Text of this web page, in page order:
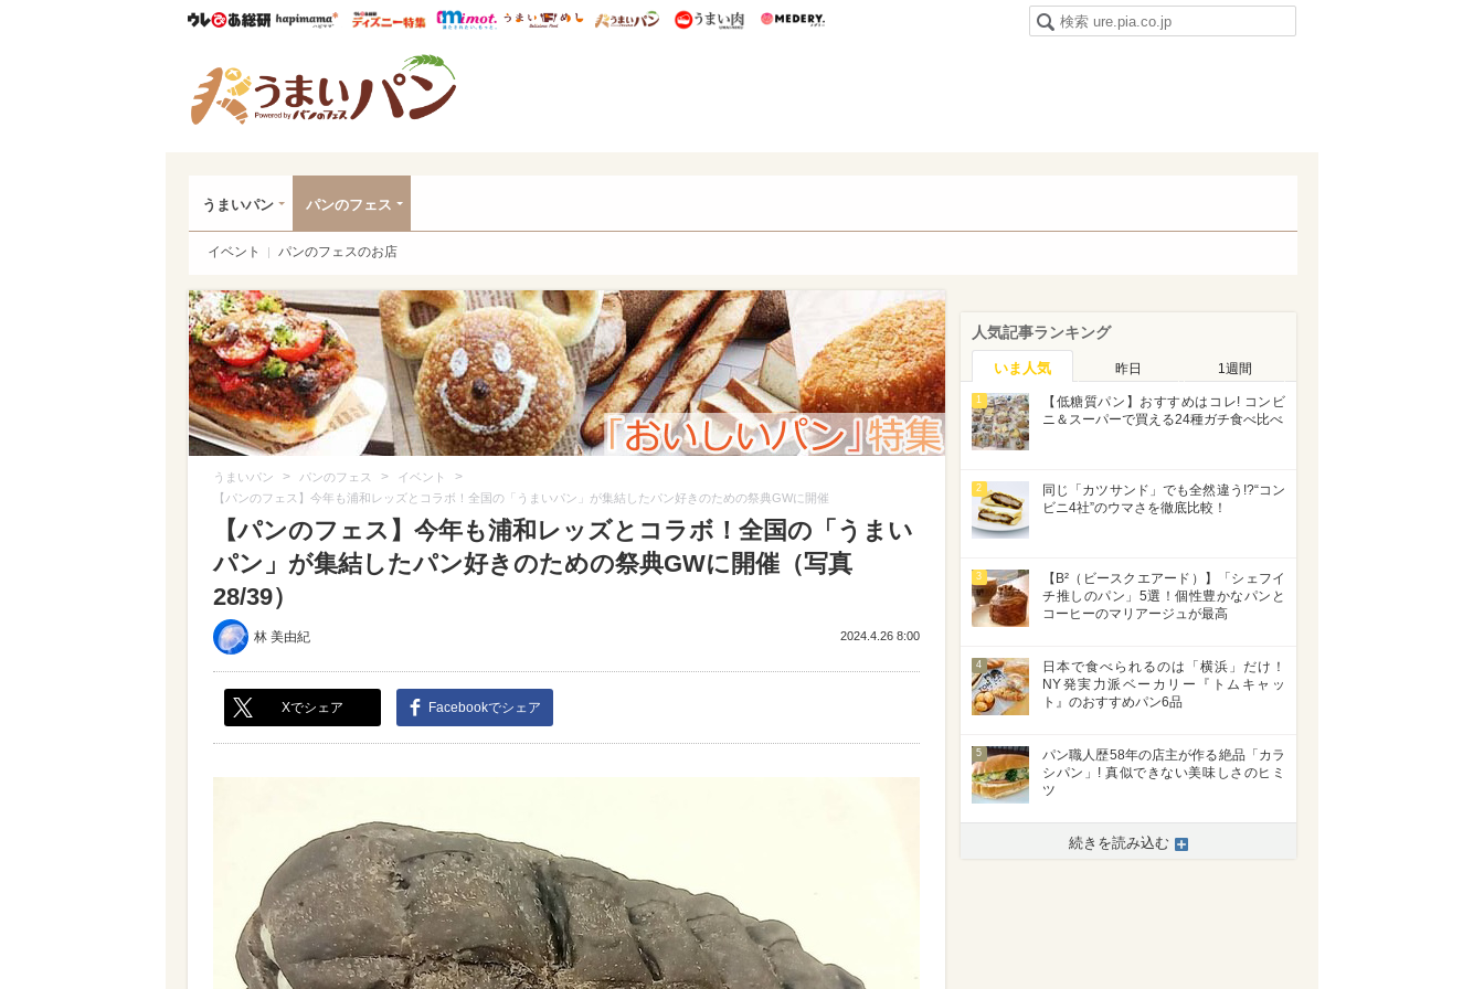
ウレぴあ総研ハピママ* ウレぴあ総研 ディズニー特集
mimot. うまいめし うまいパン うまい肉
うまいパン パンのフェス
イベント パンのフェスのお店
うまいパン > パンのフェス > イベント >
【パンのフェス】今年も浦和レッズとコラボ！全国の「うまいパン」が集結したパン好きのための祭典GWに開催
【パンのフェス】今年も浦和レッズとコラボ！全国の「うまい
パン」が集結したパン好きのための祭典GWに開催（写真
28/39）
林 美由紀 2024.4.26 8:00
Xでシェア Facebookでシェア
人気記事ランキング
いま人気 昨日 1週間
1
【低糖質パン】おすすめはコレ! コンビ
ニ＆スーパーで買える24種ガチ食べ比べ
2
同じ「カツサンド」でも全然違う!?“コン
ビニ4社”のウマさを徹底比較！
3
【B²（ビースクエアード）】「シェフイ
チ推しのパン」5選！個性豊かなパンと
コーヒーのマリアージュが最高
4
日本で食べられるのは「横浜」だけ！
NY発実力派ベーカリー『トムキャッ
ト』のおすすめパン6品
5
パン職人歴58年の店主が作る絶品「カラ
シパン」! 真似できない美味しさのヒミ
ツ
続きを読み込む